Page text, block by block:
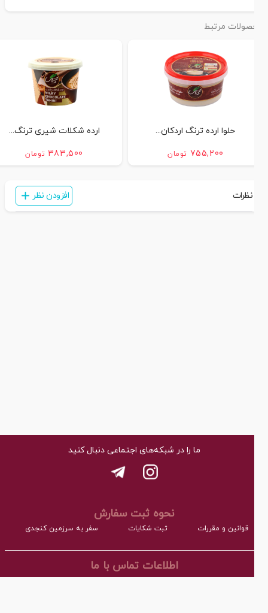
مرتبط
حلوا ارده ترنگ اردکان...
755,200 تومان
ارده شکلات شیری ترنگ...
383,500 تومان
نظرات افزودن نظر
ما را در شبکه‌های اجتماعی دنبال کنید
نحوه ثبت سفارش
قوانین و مقررات ثبت شکایات سفر به سرزمین کنجدی
اطلاعات تماس با ما